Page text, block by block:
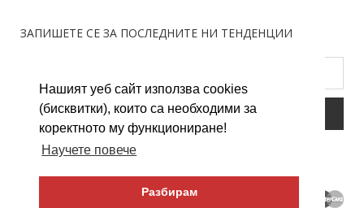
Нашият уеб сайт използва cookies
(бисквитки), които са необходими за
коректното му функциониране!
Научете повече
Разбирам
ЗАПИШЕТЕ СЕ ЗА ПОСЛЕДНИТЕ НИ ТЕНДЕНЦИИ